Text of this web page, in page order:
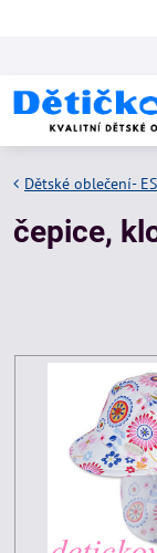
Dětské oblečení-
čepice,